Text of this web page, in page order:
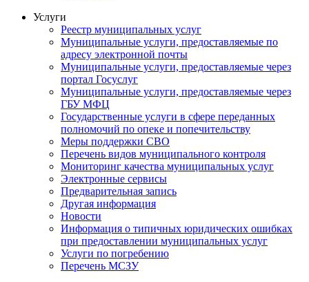
Услуги
Реестр муниципальных услуг
Муниципальные услуги, предоставляемые по
адресу электронной почты
Муниципальные услуги, предоставляемые через
портал Госуслуг
Муниципальные услуги, предоставляемые через
ГБУ МФЦ
Государственные услуги в сфере переданных
полномочий по опеке и попечительству
Меры поддержки СВО
Перечень видов муниципального контроля
Мониторинг качества муниципальных услуг
Электронные сервисы
Предварительная запись
Другая информация
Новости
Информация о типичных юридических ошибках
при предоставлении муниципальных услуг
Услуги по погребению
Перечень МСЗУ